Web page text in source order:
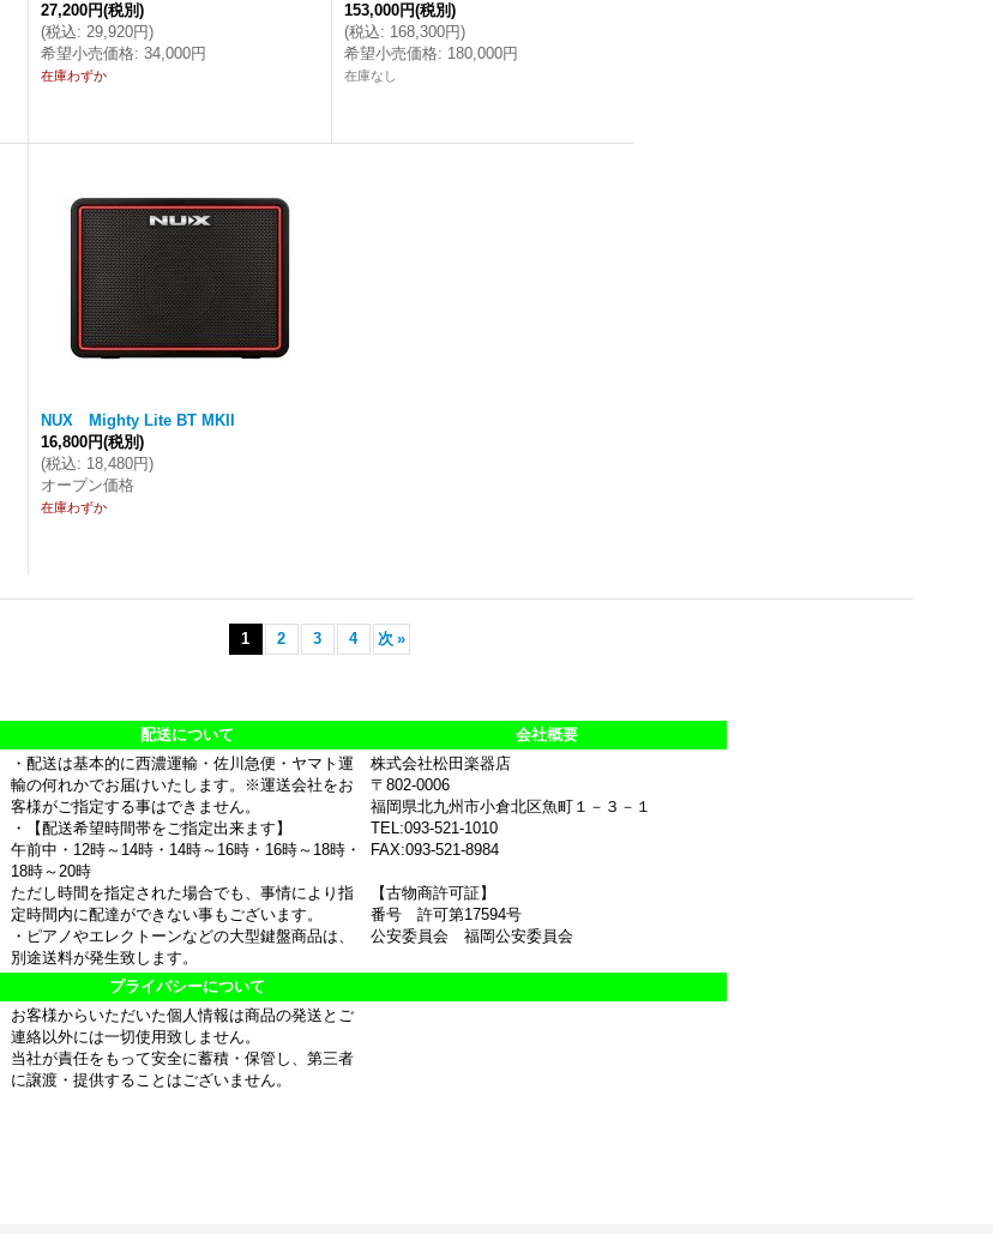
27,200円(税別)
(税込: 29,920円)
希望小売価格: 34,000円
在庫わずか
153,000円(税別)
(税込: 168,300円)
希望小売価格: 180,000円
在庫なし
NUX Mighty Lite BT MKII
16,800円(税別)
(税込: 18,480円)
オープン価格
在庫わずか
1 2 3 4 次 »
配送について
会社概要
・配送は基本的に西濃運輸・佐川急便・ヤマト運
輸の何れかでお届けいたします。※運送会社をお
客様がご指定する事はできません。
・【配送希望時間帯をご指定出来ます】
午前中・12時～14時・14時～16時・16時～18時・
18時～20時
ただし時間を指定された場合でも、事情により指
定時間内に配達ができない事もございます。
・ピアノやエレクトーンなどの大型鍵盤商品は、
別途送料が発生致します。
株式会社松田楽器店
〒802-0006
福岡県北九州市小倉北区魚町１－３－１
TEL:093-521-1010
FAX:093-521-8984
【古物商許可証】
番号 許可第17594号
公安委員会 福岡公安委員会
プライバシーについて
お客様からいただいた個人情報は商品の発送とご
連絡以外には一切使用致しません。
当社が責任をもって安全に蓄積・保管し、第三者
に譲渡・提供することはございません。